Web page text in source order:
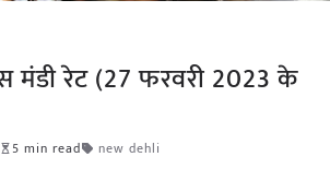
रेट (27 फरवरी 2023 के
5 min read new dehli